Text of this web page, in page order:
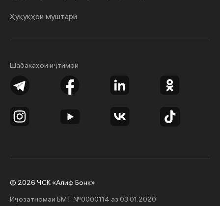
Шабакаҳои иҷтимоӣ
Ҳуқуқҳои муштарӣ
© 2026 ҶСК «Алиф Бонк»
Иҷозатномаи БМТ №0000114 аз 03.01.2020